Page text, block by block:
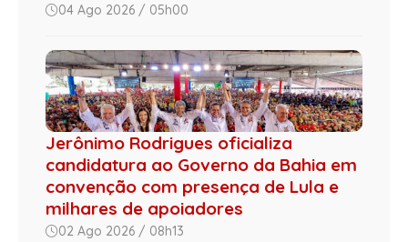
04 Ago 2026 / 05h00
Jerônimo Rodrigues oficializa
candidatura ao Governo da Bahia em
convenção com presença de Lula e
milhares de apoiadores
02 Ago 2026 / 08h13